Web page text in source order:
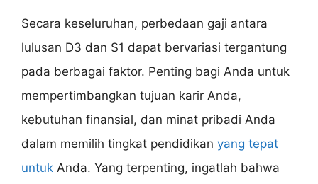
Secara keseluruhan, perbedaan gaji antara
lulusan D3 dan S1 dapat bervariasi tergantung
pada berbagai faktor. Penting bagi Anda untuk
mempertimbangkan tujuan karir Anda,
kebutuhan finansial, dan minat pribadi Anda
dalam memilih tingkat pendidikan yang tepat
untuk Anda. Yang terpenting, ingatlah bahwa